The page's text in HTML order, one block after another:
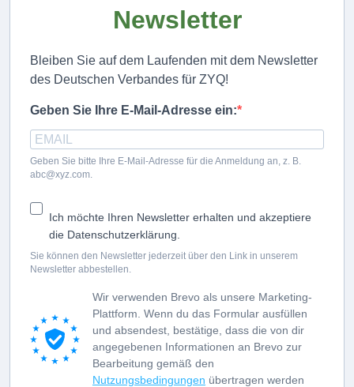
Newsletter
Bleiben Sie auf dem Laufenden mit dem Newsletter
des Deutschen Verbandes für ZYQ!
Geben Sie Ihre E-Mail-Adresse ein:
Geben Sie bitte Ihre E-Mail-Adresse für die Anmeldung an, z. B.
abc@xyz.com.
Ich möchte Ihren Newsletter erhalten und akzeptiere
die Datenschutzerklärung.
Sie können den Newsletter jederzeit über den Link in unserem
Newsletter abbestellen.
Wir verwenden Brevo als unsere Marketing-
Plattform. Wenn du das Formular ausfüllen
und absendest, bestätige, dass die von dir
angegebenen Informationen an Brevo zur
Bearbeitung gemäß den
Nutzungsbedingungen übertragen werden